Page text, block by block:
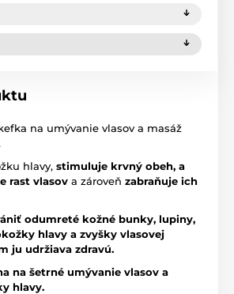
na umývanie vlasov a masáž
hlavy, stimuluje krvný obeh, a
rast vlasov a zároveň zabraňuje ich
odumreté kožné bunky, lupiny,
hlavy a zvyšky vlasovej
ju udržiava zdravú.
na šetrné umývanie vlasov a
hlavy.